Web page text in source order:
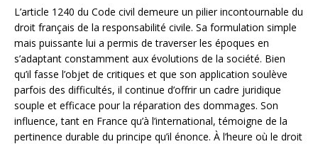
L’article 1240 du Code civil demeure un pilier incontournable du
droit français de la responsabilité civile. Sa formulation simple
mais puissante lui a permis de traverser les époques en
s’adaptant constamment aux évolutions de la société. Bien
qu’il fasse l’objet de critiques et que son application soulève
parfois des difficultés, il continue d’offrir un cadre juridique
souple et efficace pour la réparation des dommages. Son
influence, tant en France qu’à l’international, témoigne de la
pertinence durable du principe qu’il énonce. À l’heure où le droit